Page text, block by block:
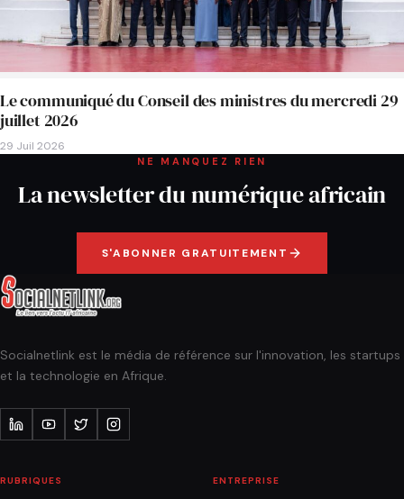
Le communiqué du Conseil des ministres du mercredi 29
juillet 2026
29 Juil 2026
NE MANQUEZ RIEN
La newsletter du numérique africain
S'ABONNER GRATUITEMENT
Socialnetlink est le média de référence sur l'innovation, les startups
et la technologie en Afrique.
RUBRIQUES ENTREPRISE